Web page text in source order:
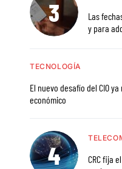
Las
y para
TECNOLOGÍA
El nuevo desafío del CIO
económico
CRC fija